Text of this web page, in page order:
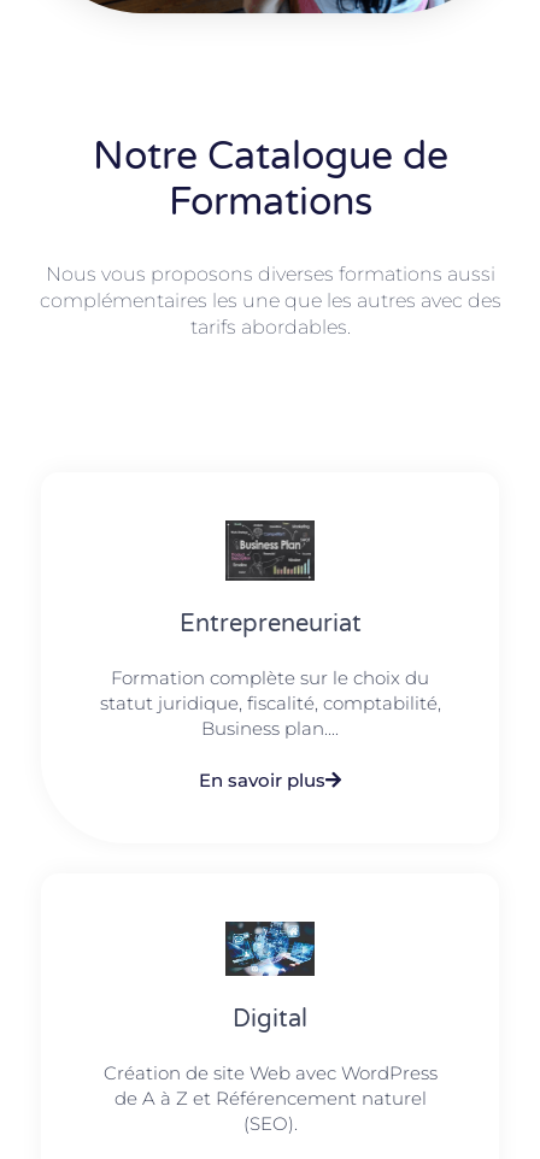
Notre Catalogue de
Formations
Nous vous proposons diverses formations aussi
complémentaires les une que les autres avec des
tarifs abordables.
Entrepreneuriat
Formation complète sur le choix du
statut juridique, fiscalité, comptabilité,
Business plan....
En savoir plus
Digital
Création de site Web avec WordPress
de A à Z et Référencement naturel
(SEO).